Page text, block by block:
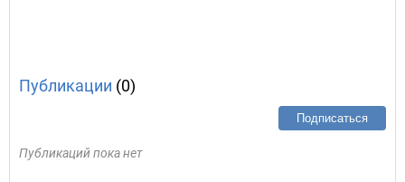
Публикации (0)
Подписаться
Публикаций пока нет